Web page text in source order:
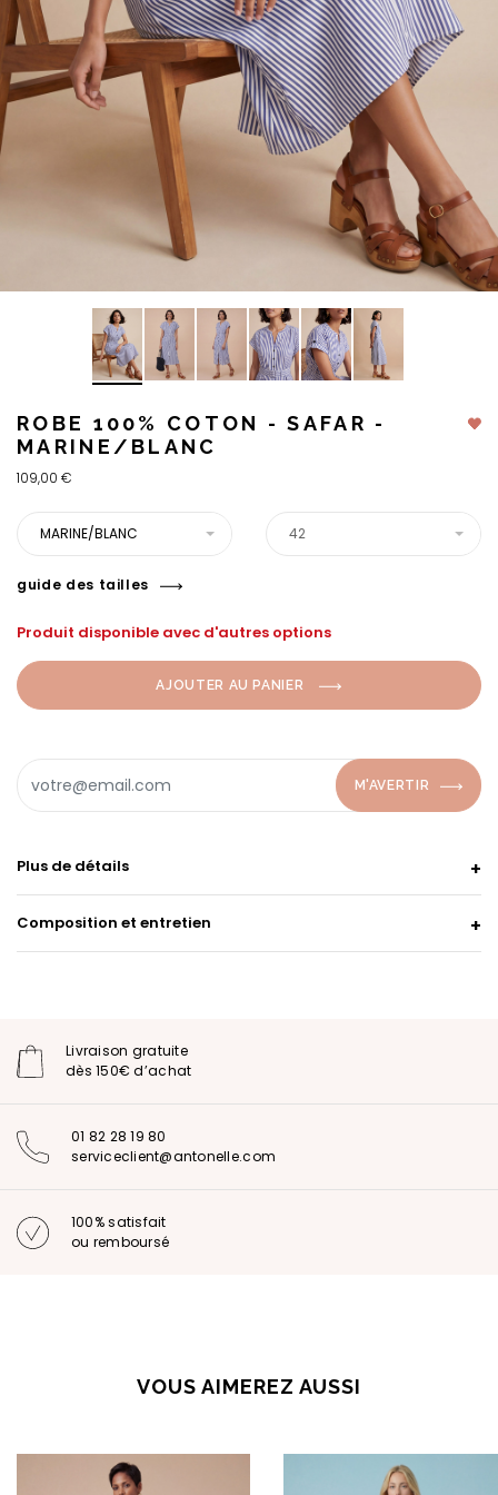
ROBE 100% COTON - SAFAR -
MARINE/BLANC
109,00 €
MARINE/BLANC 42
guide des tailles
Produit disponible avec d'autres options
AJOUTER AU PANIER
M'AVERTIR
Plus de détails
Composition et entretien
Livraison gratuite
dès 150€ d’achat
01 82 28 19 80
serviceclient@antonelle.com
100% satisfait
ou remboursé
VOUS AIMEREZ AUSSI